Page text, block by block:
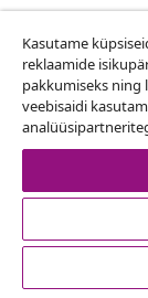
vidaXL
Vaata
© 2008-2026
Kasutame
reklaamide
pakkumiseks ning
veebisaidi